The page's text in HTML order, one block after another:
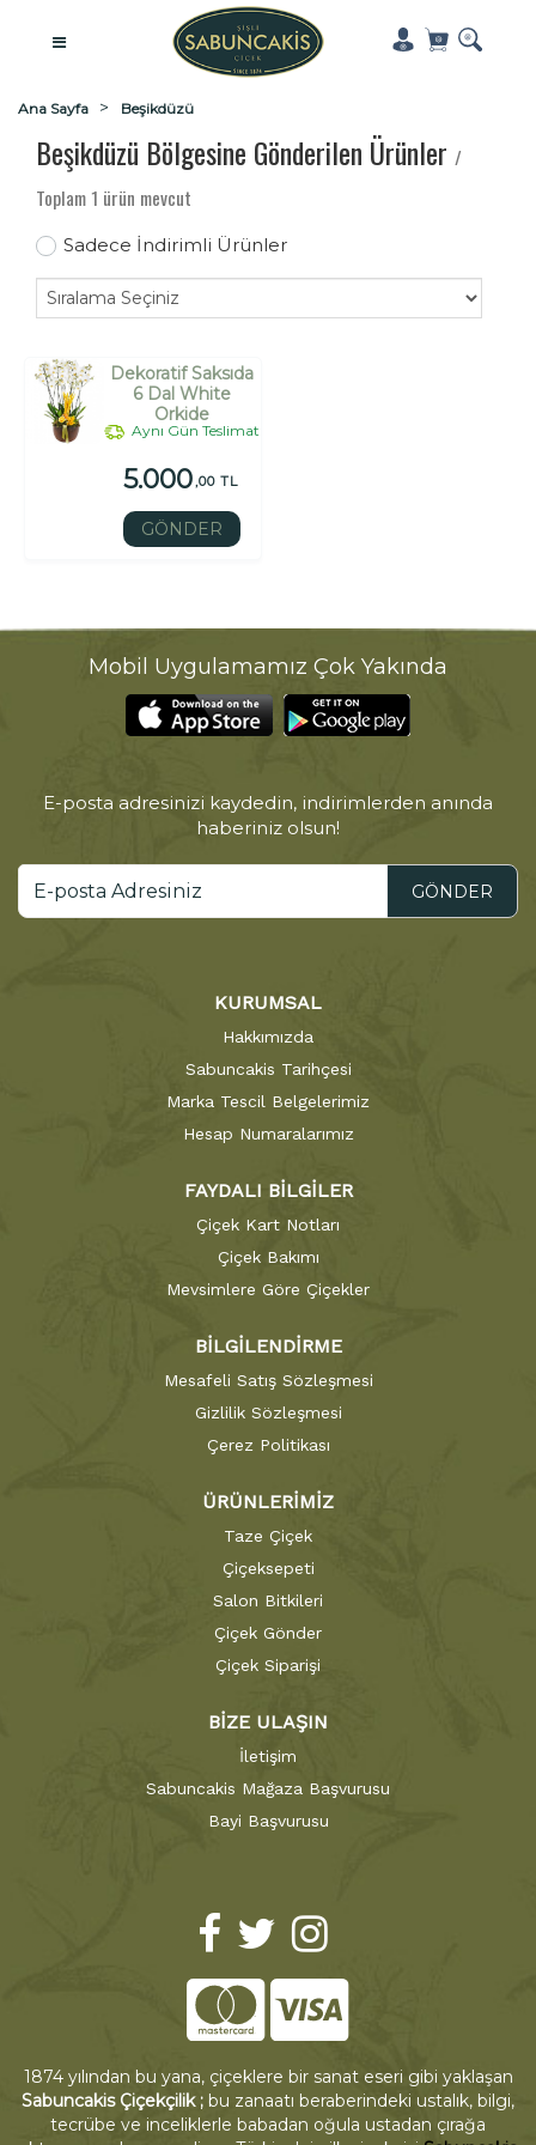
Ana Sayfa Beşikdüzü
Beşikdüzü Bölgesine Gönderilen Ürünler /
Toplam 1 ürün mevcut
Sadece İndirimli Ürünler
Dekoratif Saksıda
6 Dal White
Orkide
Aynı Gün Teslimat
5.000,00 TL
GÖNDER
Mobil Uygulamamız Çok Yakında
E-posta adresinizi kaydedin, indirimlerden anında
haberiniz olsun!
GÖNDER
KURUMSAL
Hakkımızda
Sabuncakis Tarihçesi
Marka Tescil Belgelerimiz
Hesap Numaralarımız
FAYDALI BİLGİLER
Çiçek Kart Notları
Çiçek Bakımı
Mevsimlere Göre Çiçekler
BİLGİLENDİRME
Mesafeli Satış Sözleşmesi
Gizlilik Sözleşmesi
Çerez Politikası
ÜRÜNLERİMİZ
Taze Çiçek
Çiçeksepeti
Salon Bitkileri
Çiçek Gönder
Çiçek Siparişi
BİZE ULAŞIN
İletişim
Sabuncakis Mağaza Başvurusu
Bayi Başvurusu
1874 yılından bu yana, çiçeklere bir sanat eseri gibi yaklaşan
Sabuncakis Çiçekçilik ; bu zanaatı beraberindeki ustalık, bilgi,
tecrübe ve inceliklerle babadan oğula ustadan çırağa